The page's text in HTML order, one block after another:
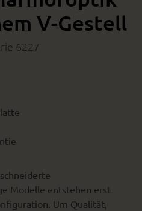
V-Gestell
6227
Modelle entstehen erst
Um Qualität,